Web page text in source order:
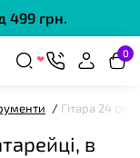
499 грн.
0
Гітара 24 см
в